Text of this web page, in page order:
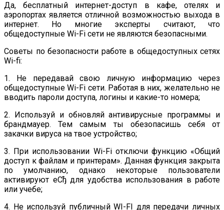
Да, бесплатный интернет-доступ в кафе, отелях и
аэропортах является отличной возможностью выхода в
интернет. Но многие эксперты считают, что
общедоступные Wi-Fi сети не являются безопасными.
Советы по безопасности работе в общедоступных сетях
Wi-fi:
1. Не передавай свою личную информацию через
общедоступные Wi-Fi сети. Работая в них, желательно не
вводить пароли доступа, логины и какие-то номера;
2. Используй и обновляй антивирусные программы и
брандмауер. Тем самым ты обезопасишь себя от
закачки вируса на твое устройство;
3. При использовании Wi-Fi отключи функцию «Общий
доступ к файлам и принтерам». Данная функция закрыта
по умолчанию, однако некоторые пользователи
активируют еСђ для удобства использования в работе
или учебе;
4. Не используй публичный WI-FI для передачи личных